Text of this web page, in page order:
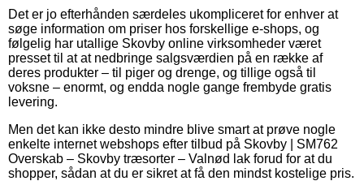
Det er jo efterhånden særdeles ukompliceret for enhver at
søge information om priser hos forskellige e-shops, og
følgelig har utallige Skovby online virksomheder været
presset til at at nedbringe salgsværdien på en række af
deres produkter – til piger og drenge, og tillige også til
voksne – enormt, og endda nogle gange frembyde gratis
levering.
Men det kan ikke desto mindre blive smart at prøve nogle
enkelte internet webshops efter tilbud på Skovby | SM762
Overskab – Skovby træsorter – Valnød lak forud for at du
shopper, sådan at du er sikret at få den mindst kostelige pris.